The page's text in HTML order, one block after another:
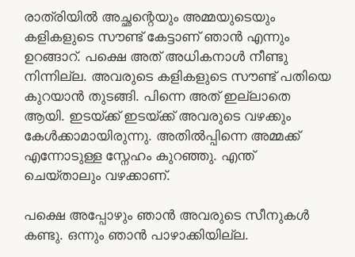
രാത്രിയിൽ അച്ഛന്റെയും അമ്മയുടെയും
കളികളുടെ സൗണ്ട് കേട്ടാണ് ഞാൻ എന്നും
ഉറങ്ങാറ്. പക്ഷെ അത് അധികനാൾ നീണ്ടു
നിന്നില്ല. അവരുടെ കളികളുടെ സൗണ്ട് പതിയെ
കുറയാൻ തുടങ്ങി. പിന്നെ അത് ഇല്ലാതെ
ആയി. ഇടയ്ക്ക് ഇടയ്ക്ക് അവരുടെ വഴക്കും
കേൾക്കാമായിരുന്നു. അതിൽപ്പിന്നെ അമ്മക്ക്
എന്നോടുള്ള സ്നേഹം കുറഞ്ഞു. എന്ത്
ചെയ്താലും വഴക്കാണ്.
പക്ഷെ അപ്പോഴും ഞാൻ അവരുടെ സീനുകൾ
കണ്ടു. ഒന്നും ഞാൻ പാഴാക്കിയില്ല.